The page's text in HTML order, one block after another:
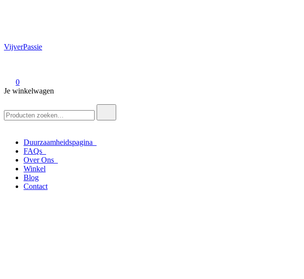
VijverPassie
0
Je winkelwagen
naar:
Duurzaamheidspagina
FAQs
Over Ons
Winkel
Blog
Contact